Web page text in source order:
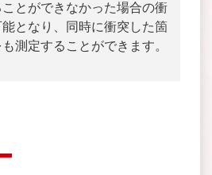
とができなかった場合の衝
となり、同時に衝突した箇
測定することができます。